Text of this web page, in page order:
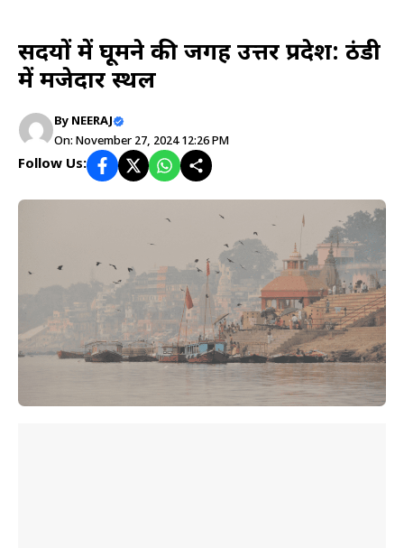
सर्दियों में घूमने की जगह उत्तर प्रदेश: ठंडी
में मजेदार स्थल
By NEERAJ
On: November 27, 2024 12:26 PM
Follow Us: